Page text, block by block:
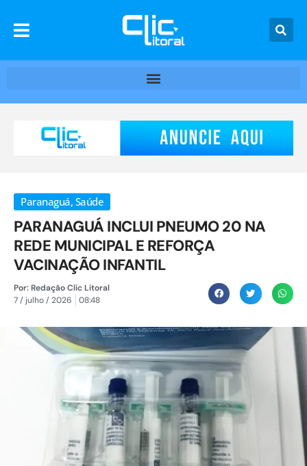
Paranaguá, Saúde
PARANAGUÁ INCLUI PNEUMO 20 NA
REDE MUNICIPAL E REFORÇA
VACINAÇÃO INFANTIL
Por:Redação Clic Litoral
7 / julho / 2026
08:48